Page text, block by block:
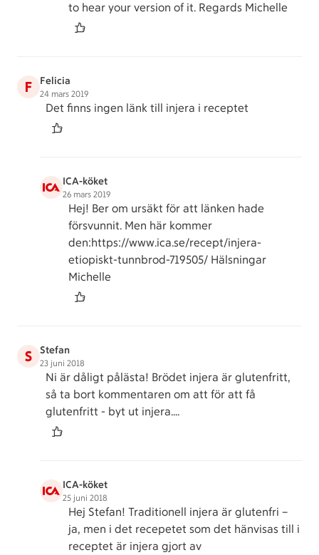
to hear your version of it. Regards Michelle
F Felicia
24 mars 2019
Det finns ingen länk till injera i receptet
ICA-köket
26 mars 2019
Hej! Ber om ursäkt för att länken hade
försvunnit. Men här kommer
den:https://www.ica.se/recept/injera-
etiopiskt-tunnbrod-719505/ Hälsningar
Michelle
S Stefan
23 juni 2018
Ni är dåligt pålästa! Brödet injera är glutenfritt,
så ta bort kommentaren om att för att få
glutenfritt - byt ut injera....
ICA-köket
25 juni 2018
Hej Stefan! Traditionell injera är glutenfri –
ja, men i det recepetet som det hänvisas till i
receptet är injera gjort av